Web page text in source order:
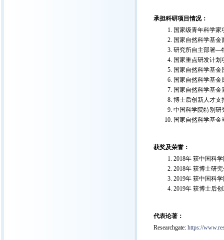
承担科研项目情况：
国家级青年科学
国家自然科学基金
研究所自主部署—
国家重点研发计
国家自然科学基金
国家自然科学基金
国家自然科学基金
博士后创新人才支
中国科学院特别研
国家自然科学基金
获奖及荣誉：
2018年 获中国科
2018年 获博士研
2019年 获中国科
2019年 获博士后
代表论著：
Researchgate: https://